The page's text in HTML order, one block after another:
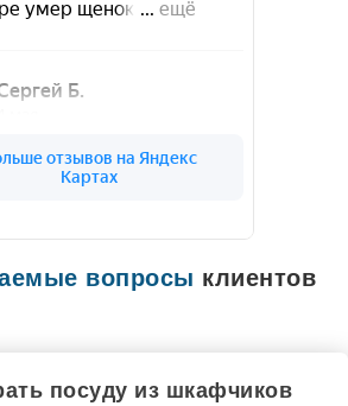
вопросы клиентов
посуду из шкафчиков